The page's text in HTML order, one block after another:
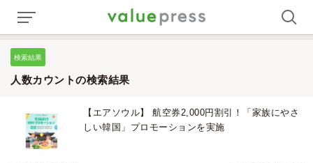
検索結果
人数カウントの検索結果
【エアソウル】 航空券2,000円割引！「家族にやさ
しい韓国」プロモーションを実施